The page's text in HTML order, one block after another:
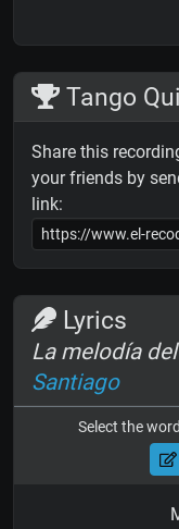
Tango
Share this
your friends by
link:
Lyrics
La melodía
Santiago
Select the